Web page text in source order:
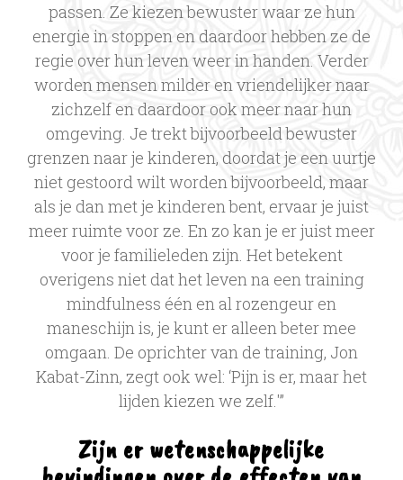
passen. Ze kiezen bewuster waar ze hun
energie in stoppen en daardoor hebben ze de
regie over hun leven weer in handen. Verder
worden mensen milder en vriendelijker naar
zichzelf en daardoor ook meer naar hun
omgeving. Je trekt bijvoorbeeld bewuster
grenzen naar je kinderen, doordat je een uurtje
niet gestoord wilt worden bijvoorbeeld, maar
als je dan met je kinderen bent, ervaar je juist
meer ruimte voor ze. En zo kan je er juist meer
voor je familieleden zijn. Het betekent
overigens niet dat het leven na een training
mindfulness één en al rozengeur en
maneschijn is, je kunt er alleen beter mee
omgaan. De oprichter van de training, Jon
Kabat-Zinn, zegt ook wel: ‘Pijn is er, maar het
lijden kiezen we zelf.'”
Zijn er wetenschappelijke